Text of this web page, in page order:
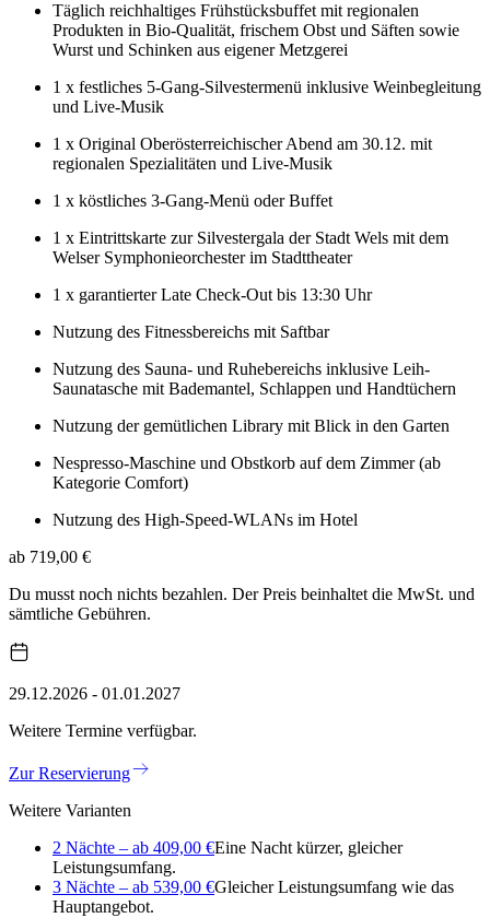
Täglich reichhaltiges Frühstücksbuffet mit regionalen
Produkten in Bio-Qualität, frischem Obst und Säften sowie
Wurst und Schinken aus eigener Metzgerei
1 x festliches 5-Gang-Silvestermenü inklusive Weinbegleitung
und Live-Musik
1 x Original Oberösterreichischer Abend am 30.12. mit
regionalen Spezialitäten und Live-Musik
1 x köstliches 3-Gang-Menü oder Buffet
1 x Eintrittskarte zur Silvestergala der Stadt Wels mit dem
Welser Symphonieorchester im Stadttheater
1 x garantierter Late Check-Out bis 13:30 Uhr
Nutzung des Fitnessbereichs mit Saftbar
Nutzung des Sauna- und Ruhebereichs inklusive Leih-
Saunatasche mit Bademantel, Schlappen und Handtüchern
Nutzung der gemütlichen Library mit Blick in den Garten
Nespresso-Maschine und Obstkorb auf dem Zimmer (ab
Kategorie Comfort)
Nutzung des High-Speed-WLANs im Hotel
ab 719,00 €
Du musst noch nichts bezahlen. Der Preis beinhaltet die MwSt. und
sämtliche Gebühren.
29.12.2026 - 01.01.2027
Weitere Termine verfügbar.
Zur Reservierung
Weitere Varianten
2 Nächte – ab 409,00 €Eine Nacht kürzer, gleicher
Leistungsumfang.
3 Nächte – ab 539,00 €Gleicher Leistungsumfang wie das
Hauptangebot.